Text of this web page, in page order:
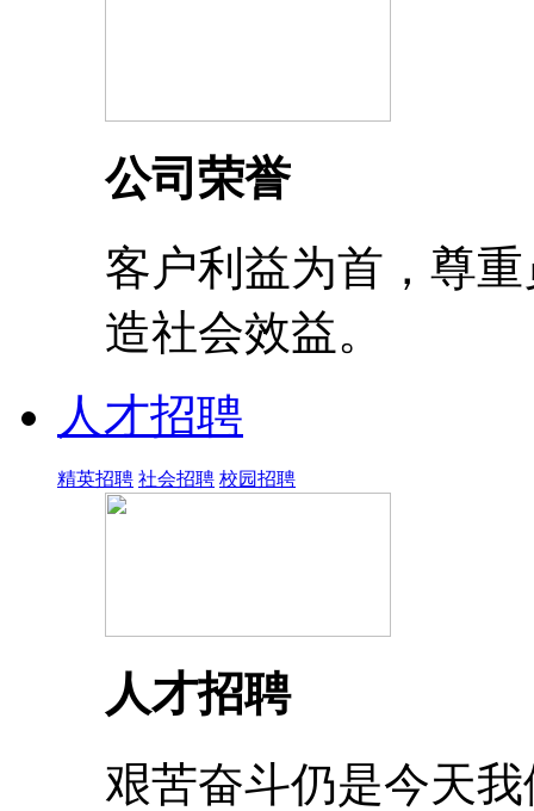
公司荣誉
客户利益为首，尊
造社会效益。
人才招聘
精英招聘 社会招聘 校园招聘
人才招聘
艰苦奋斗仍是今天